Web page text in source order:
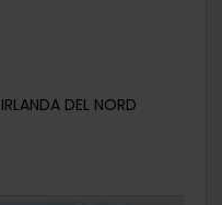
IRLANDA DEL NORD